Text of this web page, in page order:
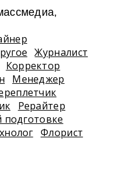
Журналист
Корректор
Менеджер
Рерайтер
подготовке
Флорист